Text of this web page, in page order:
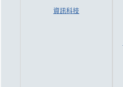
資訊科技